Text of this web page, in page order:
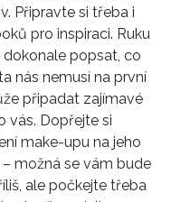
Připravte si třeba i
pro inspiraci. Ruku
dokonale popsat, co
nás nemusí na první
připadat zajímavé
vás. Dopřejte si
make-upu na jeho
možná se vám bude
ale počkejte třeba